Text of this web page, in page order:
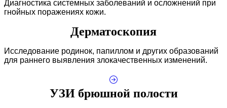
Диагностика системных заболеваний и осложнений при
гнойных поражениях кожи.
Дерматоскопия
Исследование родинок, папиллом и других образований
для раннего выявления злокачественных изменений.
УЗИ брюшной полости